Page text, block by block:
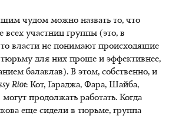
чудом можно назвать то, что
всех участниц группы (это, в
власти не понимают происходящие
тюрьму для них проще и эффективнее,
балаклав). В этом, собственно, и
Riot: Кот, Гараджа, Фара, Шайба,
продолжать работать. Когда
еще сидели в тюрьме, группа